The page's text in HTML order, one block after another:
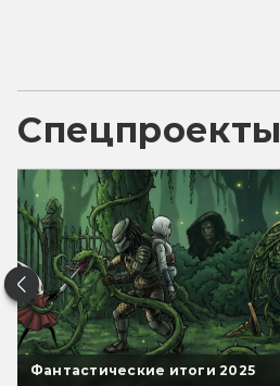
Спецпроекты
Фантастические итоги 2025